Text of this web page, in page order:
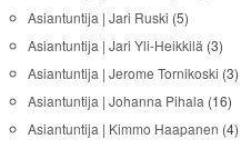
Asiantuntija | Jari Ruski (5)
Asiantuntija | Jari Yli-Heikkilä (3)
Asiantuntija | Jerome Tornikoski (3)
Asiantuntija | Johanna Pihala (16)
Asiantuntija | Kimmo Haapanen (4)